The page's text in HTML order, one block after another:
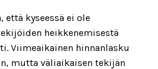
että kyseessä ei ole
heikkenemisestä
Viimeaikainen hinnanlasku
mutta väliaikaisen tekijän